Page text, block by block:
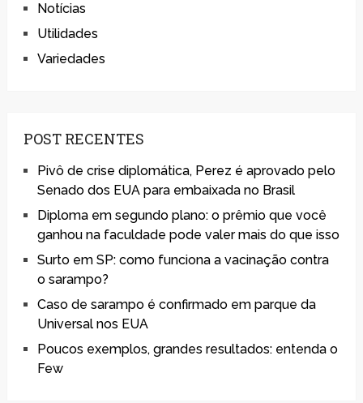
Notícias
Utilidades
Variedades
POST RECENTES
Pivô de crise diplomática, Perez é aprovado pelo
Senado dos EUA para embaixada no Brasil
Diploma em segundo plano: o prêmio que você
ganhou na faculdade pode valer mais do que isso
Surto em SP: como funciona a vacinação contra
o sarampo?
Caso de sarampo é confirmado em parque da
Universal nos EUA
Poucos exemplos, grandes resultados: entenda o
Few